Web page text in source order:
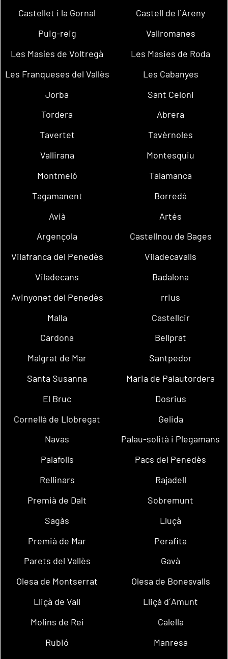
Castellet i la Gornal
Castell de l´Areny
Puig-reig
Vallromanes
Les Masíes de Voltregà
Les Masies de Roda
Les Franqueses del Vallès
Les Cabanyes
Jorba
Sant Celoni
Tordera
Abrera
Tavertet
Tavèrnoles
Vallirana
Montesquiu
Montmeló
Talamanca
Tagamanent
Borredà
Avià
Artés
Argençola
Castellnou de Bages
Vilafranca del Penedès
Viladecavalls
Viladecans
Badalona
Avinyonet del Penedès
rrius
Malla
Castellcir
Cardona
Bellprat
Malgrat de Mar
Santpedor
Santa Susanna
Maria de Palautordera
El Bruc
Dosrius
Cornellà de Llobregat
Gelida
Navas
Palau-solità i Plegamans
Palafolls
Pacs del Penedès
Rellinars
Rajadell
Premià de Dalt
Sobremunt
Sagàs
Lluçà
Premià de Mar
Perafita
Parets del Vallès
Gavà
Olesa de Montserrat
Olesa de Bonesvalls
Lliçà de Vall
Lliçà d´Amunt
Molins de Rei
Calella
Rubió
Manresa